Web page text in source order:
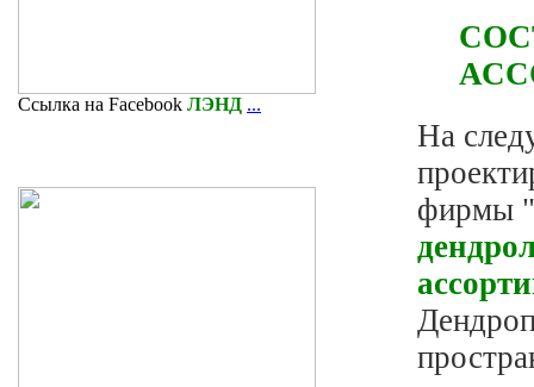
Ссылка на Facebook ЛЭНД ...
На
фирмы